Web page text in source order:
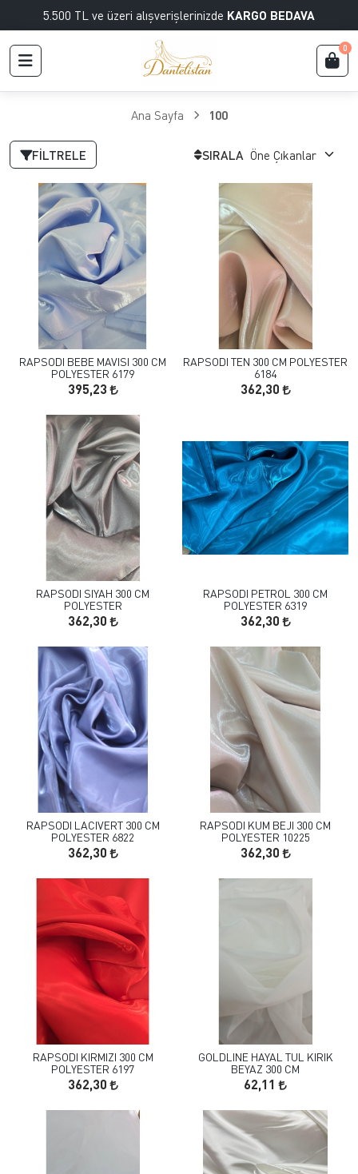
5.500 TL ve üzeri alışverişlerinizde KARGO BEDAVA
0
Ana Sayfa 100
FILTRELE SIRALA
RAPSODI BEBE MAVISI 300 CM
POLYESTER 6179
395,23
RAPSODI TEN 300 CM POLYESTER
6184
362,30
RAPSODI SIYAH 300 CM
POLYESTER
362,30
RAPSODI PETROL 300 CM
POLYESTER 6319
362,30
RAPSODI LACIVERT 300 CM
POLYESTER 6822
362,30
RAPSODI KUM BEJI 300 CM
POLYESTER 10225
362,30
RAPSODI KIRMIZI 300 CM
POLYESTER 6197
362,30
GOLDLINE HAYAL TUL KIRIK
BEYAZ 300 CM
62,11